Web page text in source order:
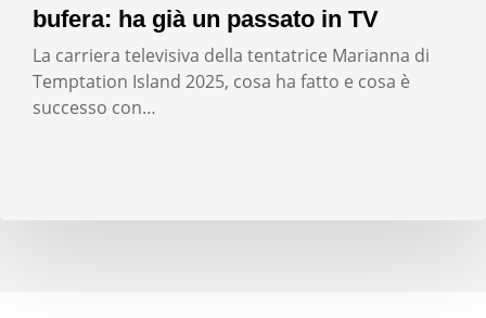
bufera: ha già un passato in TV
La carriera televisiva della tentatrice Marianna di
Temptation Island 2025, cosa ha fatto e cosa è
successo con…